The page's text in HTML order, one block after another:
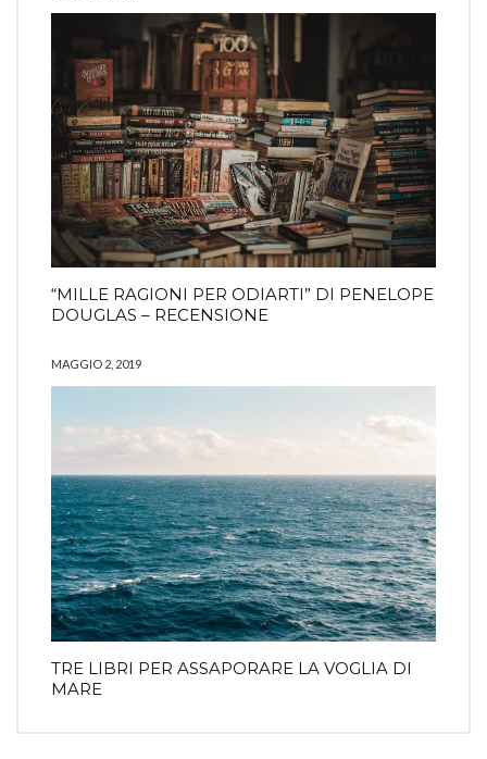
“MILLE RAGIONI PER ODIARTI” DI PENELOPE
DOUGLAS – RECENSIONE
MAGGIO 2, 2019
TRE LIBRI PER ASSAPORARE LA VOGLIA DI
MARE